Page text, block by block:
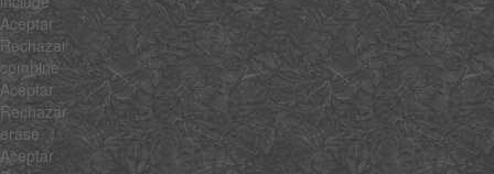
Aceptar
Rechazar
combine
Aceptar
Rechazar
erase
Aceptar